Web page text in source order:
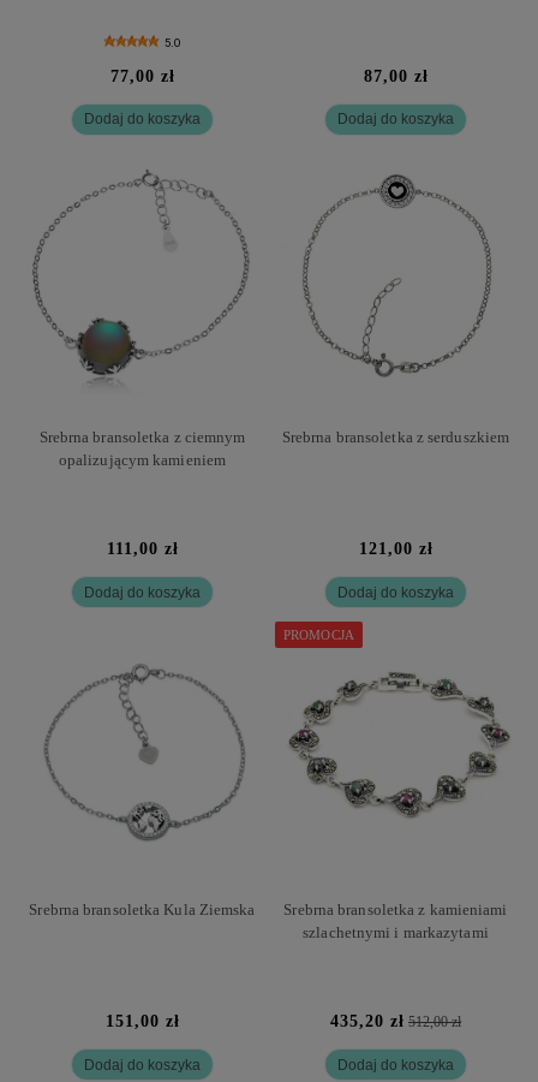
5.0
77,00 zł
Dodaj do koszyka
87,00 zł
Dodaj do koszyka
Srebrna bransoletka z ciemnym
opalizującym kamieniem
111,00 zł
Dodaj do koszyka
Srebrna bransoletka z serduszkiem
121,00 zł
Dodaj do koszyka
Srebrna bransoletka Kula Ziemska
151,00 zł
Dodaj do koszyka
Srebrna bransoletka z kamieniami
szlachetnymi i markazytami
435,20 zł 512,00 zł
Dodaj do koszyka
PROMOCJA